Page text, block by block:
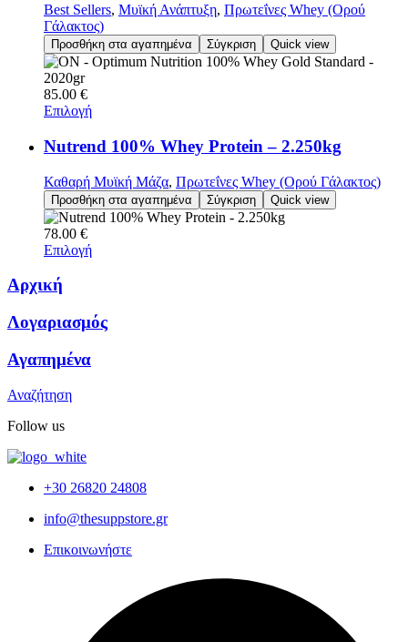
Best Sellers, Μυϊκή Ανάπτυξη, Πρωτεΐνες Whey (Ορού
Γάλακτος)
Προσθήκη στα αγαπημένα Σύγκριση Quick view
85.00 €
Επιλογή
Nutrend 100% Whey Protein – 2.250kg
Καθαρή Μυϊκή Μάζα, Πρωτεΐνες Whey (Ορού Γάλακτος)
Προσθήκη στα αγαπημένα Σύγκριση Quick view
78.00 €
Επιλογή
Αρχική
Λογαριασμός
Αγαπημένα
Αναζήτηση
Follow us
+30 26820 24808
info@thesuppstore.gr
Επικοινωνήστε